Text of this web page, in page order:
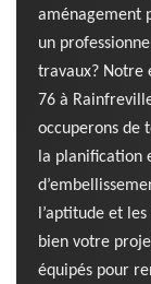
aménagement
un
travaux? Notre
76 à
occuperons de
la planification
l’aptitude et
bien votre
équipés pour